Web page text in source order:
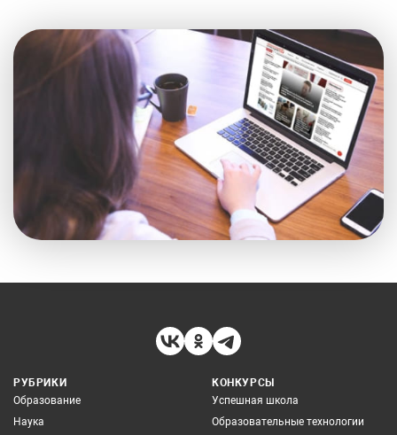
РУБРИКИ
Образование
Наука
КОНКУРСЫ
Успешная школа
Образовательные технологии